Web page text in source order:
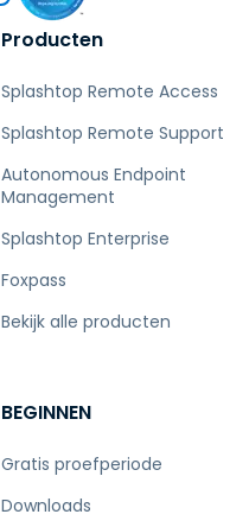
Producten
Splashtop Remote Access
Splashtop Remote Support
Autonomous Endpoint
Management
Splashtop Enterprise
Foxpass
Bekijk alle producten
BEGINNEN
Gratis proefperiode
Downloads